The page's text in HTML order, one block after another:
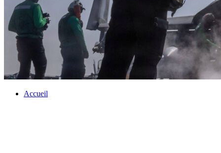
Accueil